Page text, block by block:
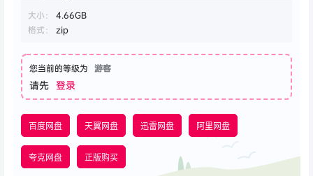
大小：
4.66GB
格式：
zip
您当前的等级为 游客
请先 登录
百度网盘 天翼网盘 迅雷网盘 阿里网盘
夸克网盘 正版购买